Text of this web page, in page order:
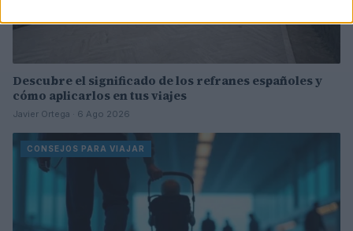
Descubre el significado de los refranes españoles y
cómo aplicarlos en tus viajes
Javier Ortega · 6 Ago 2026
CONSEJOS PARA VIAJAR